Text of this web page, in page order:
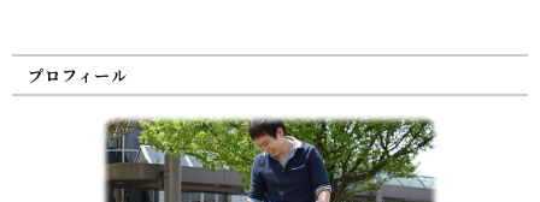
プロフィール